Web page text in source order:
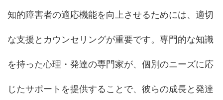
知的障害者の適応機能を向上させるためには、適切
な支援とカウンセリングが重要です。専門的な知識
を持った心理・発達の専門家が、個別のニーズに応
じたサポートを提供することで、彼らの成長と発達